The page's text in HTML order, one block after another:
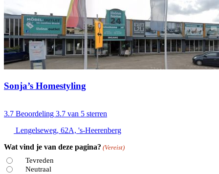
Sonja’s Homestyling
3.7 Beoordeling 3.7 van 5 sterren
Lengelseweg, 62A, 's-Heerenberg
Wat vind je van deze pagina? (Vereist)
Tevreden
Neutraal